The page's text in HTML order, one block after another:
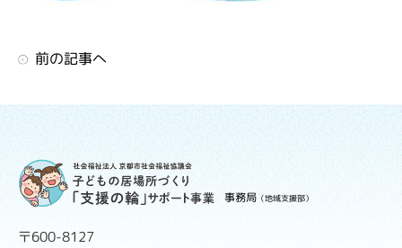
前の記事へ
事務局 （地域支援部）
〒600-8127